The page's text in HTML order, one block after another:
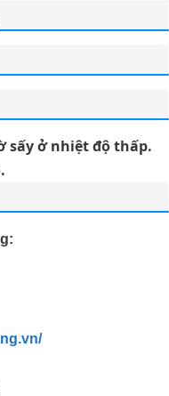
sấy ở nhiệt độ thấp.